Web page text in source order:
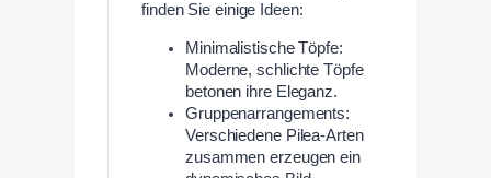
finden Sie einige Ideen:
Minimalistische Töpfe:
Moderne, schlichte Töpfe
betonen ihre Eleganz.
Gruppenarrangements:
Verschiedene Pilea-Arten
zusammen erzeugen ein